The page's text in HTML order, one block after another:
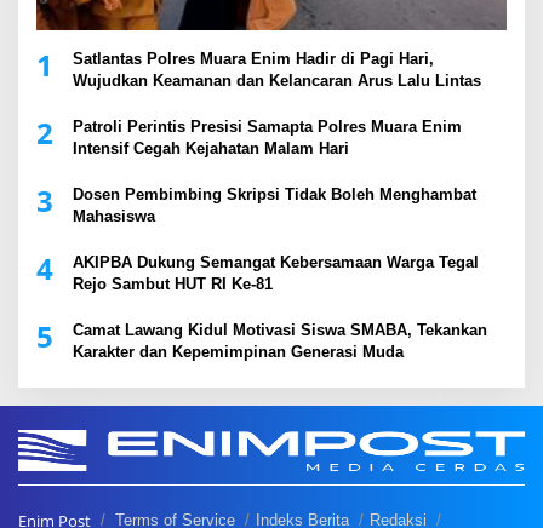
1
Satlantas Polres Muara Enim Hadir di Pagi Hari,
Wujudkan Keamanan dan Kelancaran Arus Lalu Lintas
2
Patroli Perintis Presisi Samapta Polres Muara Enim
Intensif Cegah Kejahatan Malam Hari
3
Dosen Pembimbing Skripsi Tidak Boleh Menghambat
Mahasiswa
4
AKIPBA Dukung Semangat Kebersamaan Warga Tegal
Rejo Sambut HUT RI Ke-81
5
Camat Lawang Kidul Motivasi Siswa SMABA, Tekankan
Karakter dan Kepemimpinan Generasi Muda
Enim Post Terms of Service Indeks Berita Redaksi